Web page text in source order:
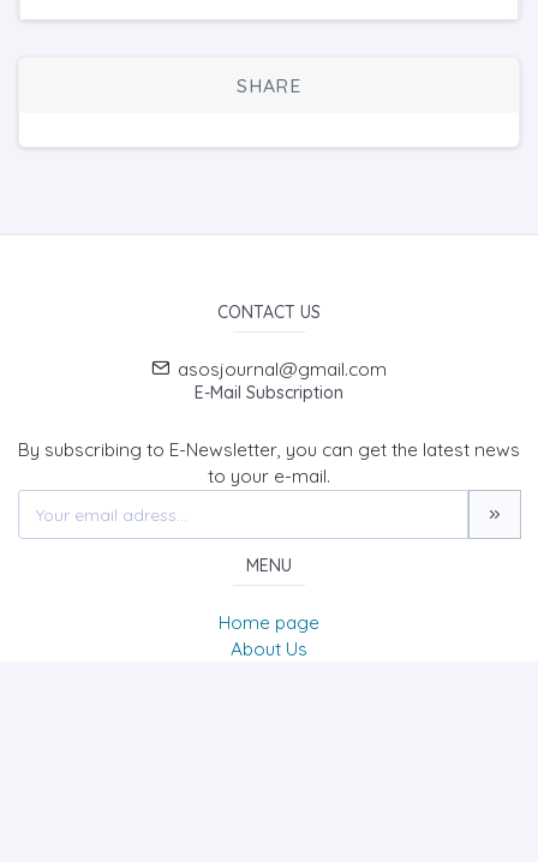
SHARE
CONTACT US
asosjournal@gmail.com
E-Mail Subscription
By subscribing to E-Newsletter, you can get the latest news
to your e-mail.
MENU
Home page
About Us